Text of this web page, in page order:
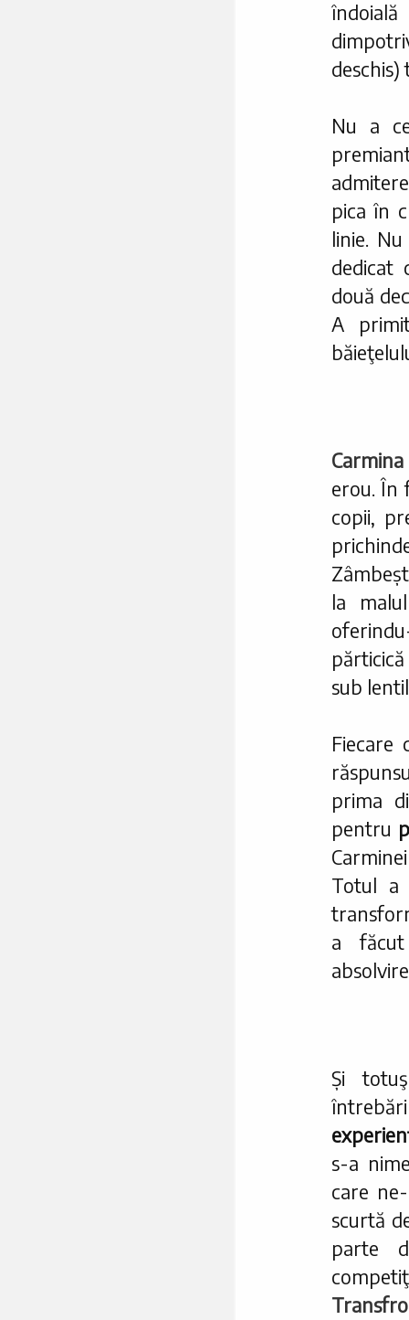
deschis)
Nu a
pica în
linie.
dedicat
două
A
Carmina
erou. În
copii,
la
sub
Fiecare
prima
pentru
Totul a
a
Și
s-a
care
scurtă
parte